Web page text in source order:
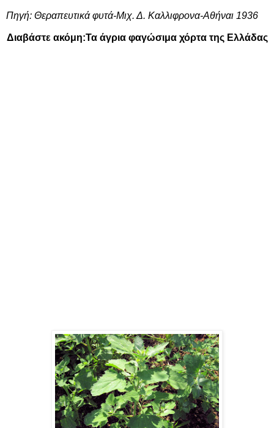
Πηγή: Θεραπευτικά φυτά-Μιχ. Δ. Καλλιφρονα-Αθήναι 1936
Διαβάστε ακόμη:Τα άγρια φαγώσιμα χόρτα της Ελλάδας